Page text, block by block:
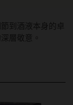
到酒液本身的卓
層敬意。